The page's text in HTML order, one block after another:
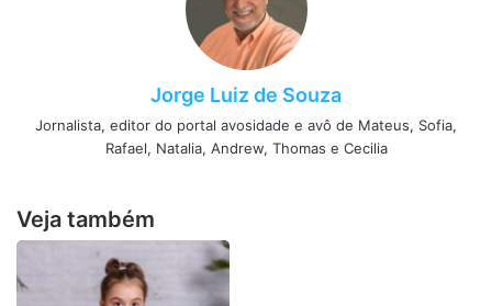
Jorge Luiz de Souza
Jornalista, editor do portal avosidade e avô de Mateus, Sofia,
Rafael, Natalia, Andrew, Thomas e Cecilia
Veja também